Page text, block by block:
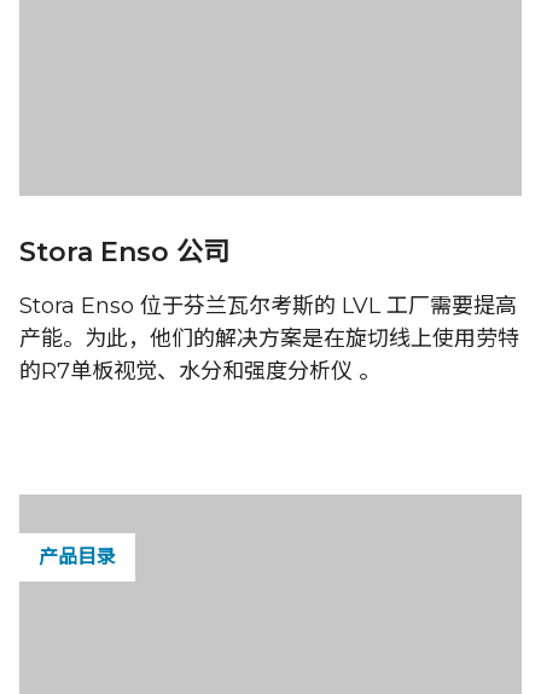
Stora Enso 公司
Stora Enso 位于芬兰瓦尔考斯的 LVL 工厂需要提高
产能。为此，他们的解决方案是在旋切线上使用劳特
的R7单板视觉、水分和强度分析仪 。
产品目录